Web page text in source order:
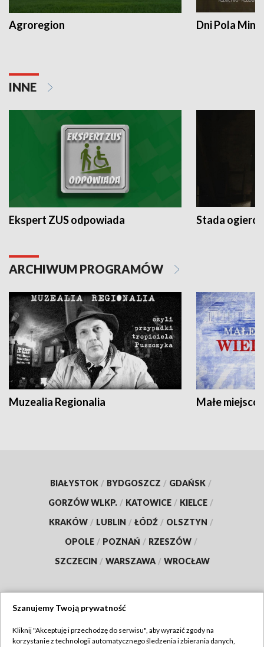
Agroregion Dni Pola
INNE
Ekspert ZUS odpowiada Stada
ARCHIWUM PROGRAMÓW
Muzealia Regionalia Małe
BIAŁYSTOK / BYDGOSZCZ / GDAŃSK /
GORZÓW WLKP. / KATOWICE / KIELCE /
KRAKÓW / LUBLIN / ŁÓDŹ / OLSZTYN /
OPOLE / POZNAŃ / RZESZÓW /
SZCZECIN / WARSZAWA / WROCŁAW
TVP
Szanujemy Twoją prywatność
Kliknij "Akceptuję i przechodzę do serwisu", aby wyrazić zgody na
korzystanie z technologii automatycznego śledzenia i zbierania danych,